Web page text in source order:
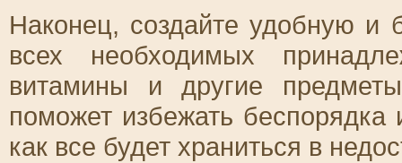
Наконец, создайте удобную и
всех необходимых
витамины и другие
поможет избежать беспорядка
как все будет храниться в